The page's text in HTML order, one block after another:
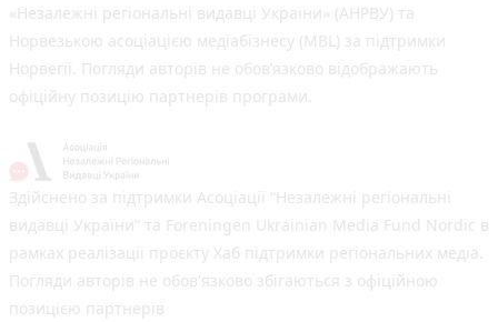
«Незалежні регіональні видавці України» (АНРВУ) та
Норвезькою асоціацією медіабізнесу (MBL) за підтримки
Норвегії. Погляди авторів не обов’язково відображають
офіційну позицію партнерів програми.
Здійснено за підтримки Асоціації “Незалежні регіональні
видавці України” та Foreningen Ukrainian Media Fund Nordic в
рамках реалізації проєкту Хаб підтримки регіональних медіа.
Погляди авторів не обов'язково збігаються з офіційною
позицією партнерів